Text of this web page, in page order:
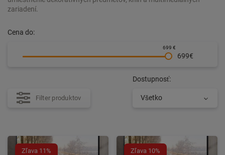
zariadení.
Filter produktov
Cena do:
699 €
699€
Dostupnosť:
Všetko
Zľava 11% Zľava 10%